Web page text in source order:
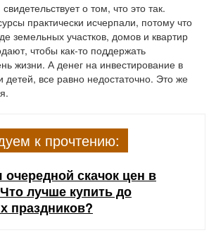
о том, что это так.
практически исчерпали, потому что
земельных участков, домов и квартир
чтобы как-то поддержать
жизни. А денег на инвестирование в
детей, все равно недостаточно. Это же
к прочтению:
скачок цен в
лучше купить до
праздников?